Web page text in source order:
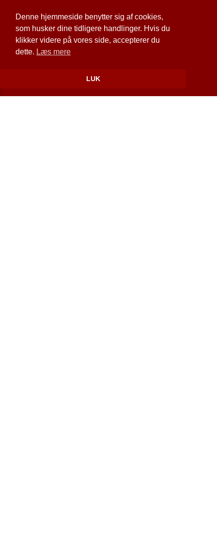
Denne hjemmeside benytter sig af cookies,
som husker dine tidligere handlinger. Hvis du
klikker videre på vores side, accepterer du
dette. Læs mere
LUK
Email: kontakt@vestervovvov.dk
Cookie- og privatlivspolitik